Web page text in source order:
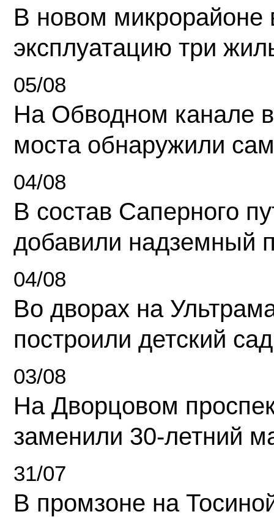
В новом микрорайоне
эксплуатацию три
05/08
На Обводном канале
моста обнаружили
04/08
В состав Саперного
добавили надземный
04/08
Во дворах на
построили детский сад
03/08
На Дворцовом
заменили 30-летний
31/07
В промзоне на